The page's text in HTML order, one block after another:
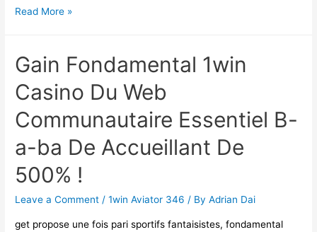
Télécharger
App
Android
Read More »
Gain Fondamental 1win
Casino Du Web
Communautaire Essentiel B-
a-ba De Accueillant De
500% !
Leave a Comment /1win Aviator 346 / ByAdrian Dai
get propose une fois pari sportifs fantaisistes, fondamental